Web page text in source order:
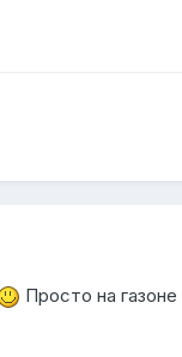
Просто на газоне